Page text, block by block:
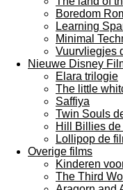
Boredom
Learning
Minimal
Vuurvliegjes
Nieuwe Disney
Elara trilogie
The little
Saffiya
Twin Souls
Hill Billies de
Lollipop de
Overige films
Kinderen
The Third